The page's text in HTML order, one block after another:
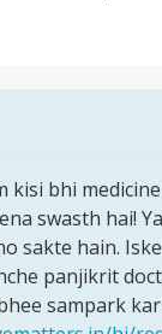
kisi bhi
swasth hai!
sakte hain.
panjikrit
sampark